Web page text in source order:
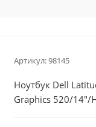
Артикул:98145
Ноутбук Dell
Graphics 520/14"/